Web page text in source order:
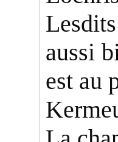
aussi
est au